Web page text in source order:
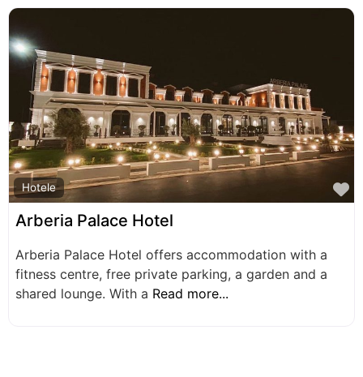
Hotele
Arberia Palace Hotel
Arberia Palace Hotel offers accommodation with a
fitness centre, free private parking, a garden and a
shared lounge. With a Read more...